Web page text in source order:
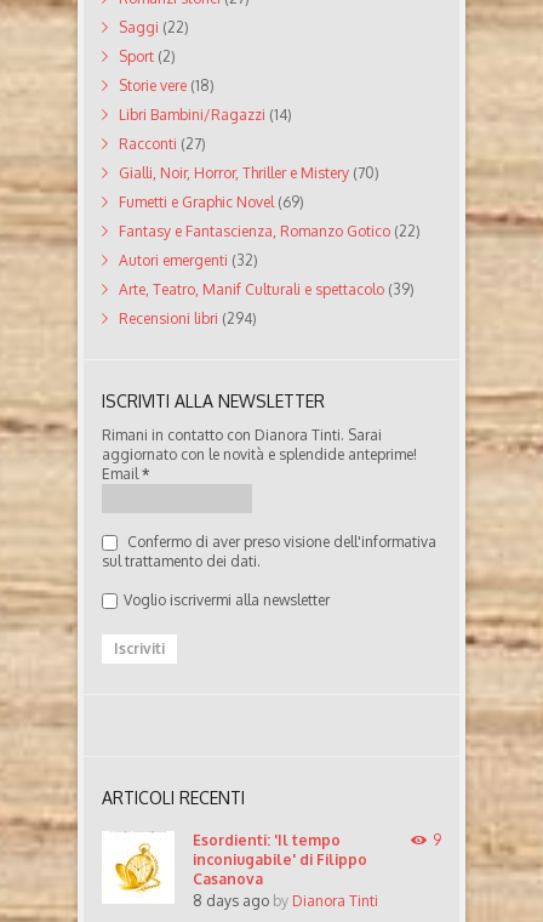
Saggi (22)
Sport (2)
Storie vere (18)
Libri Bambini/Ragazzi (14)
Racconti (27)
Gialli, Noir, Horror, Thriller e Mistery (70)
Fumetti e Graphic Novel(69)
Fantasy e Fantascienza, Romanzo Gotico (22)
Autori emergenti (32)
Arte, Teatro, Manif Culturali e spettacolo (39)
Recensioni libri (294)
ISCRIVITI ALLA NEWSLETTER
Rimani in contatto con Dianora Tinti. Sarai
aggiornato con le novità e splendide anteprime!
Email*
Confermo di aver preso visione dell'informativa
sul trattamento dei dati.
Voglio iscrivermi alla newsletter
ARTICOLI RECENTI
Esordienti: 'Il tempo
inconiugabile' di Filippo
Casanova
8 days ago by Dianora Tinti
9